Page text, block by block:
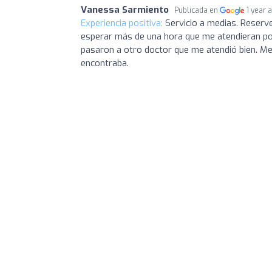
Vanessa Sarmiento Publicada en 1 year
Experiencia positiva: Servicio a medias.
esperar más de una hora que me atendieran
pasaron a otro doctor que me atendió bien.
encontraba.